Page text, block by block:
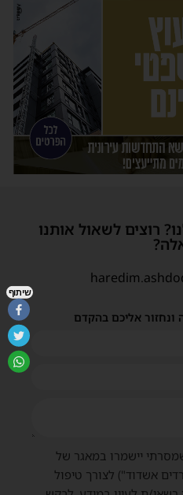
רוצים לשאול אותנו
ונחזור אליכם בהקדם
יישמרו במאגר של
אשדוד") לצורך טיפול
שיתוף